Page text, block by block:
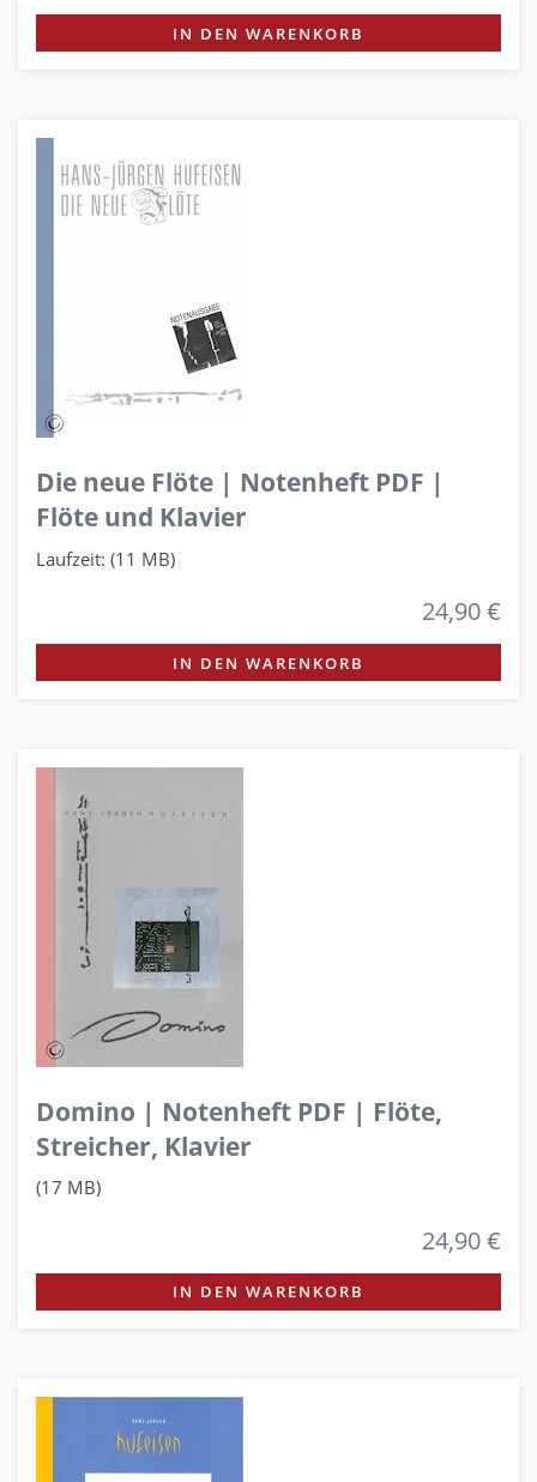
IN DEN WARENKORB
Die neue Flöte | Notenheft PDF |
Flöte und Klavier
Laufzeit: (11 MB)
24,90 €
IN DEN WARENKORB
Domino | Notenheft PDF | Flöte,
Streicher, Klavier
(17 MB)
24,90 €
IN DEN WARENKORB